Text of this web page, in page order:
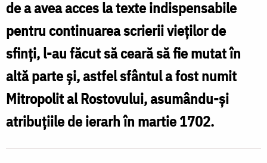
de a avea acces la texte indispensabile
pentru continuarea scrierii vieţilor de
sfinţi, l-au făcut să ceară să fie mutat în
altă parte și, astfel sfântul a fost numit
Mitropolit al Rostovului, asumându-și
atribuțiile de ierarh în martie 1702.